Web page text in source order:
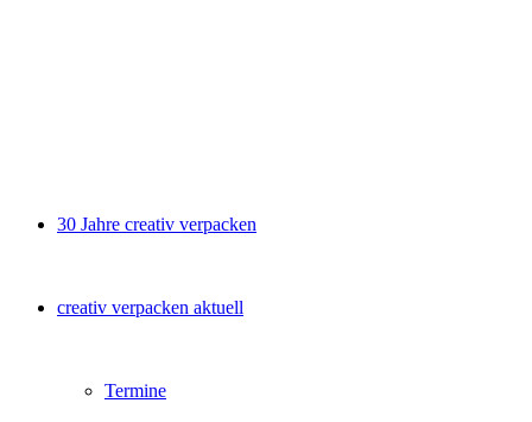
30 Jahre creativ verpacken
creativ verpacken aktuell
Termine